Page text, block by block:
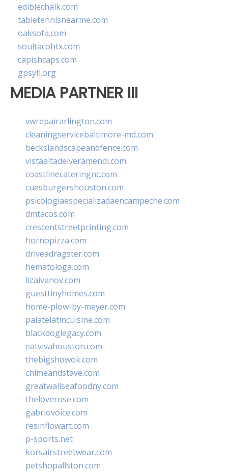
ediblechalk.com
tabletennisnearme.com
oaksofa.com
soultacohtx.com
capishcaps.com
gpsyfl.org
MEDIA PARTNER III
vwrepairarlington.com
cleaningservicebaltimore-md.com
beckslandscapeandfence.com
vistaaltadelveramendi.com
coastlinecateringnc.com
cuesburgershouston.com
psicologiaespecializadaencampeche.com
dmtacos.com
crescentstreetprinting.com
hornopizza.com
driveadragster.com
hematologa.com
lizaivanov.com
guesttinyhomes.com
home-plow-by-meyer.com
palatelatincuisine.com
blackdoglegacy.com
eatvivahouston.com
thebigshowok.com
chimeandstave.com
greatwallseafoodny.com
theloverose.com
gabriovoice.com
resinflowart.com
p-sports.net
korsairstreetwear.com
petshopallston.com